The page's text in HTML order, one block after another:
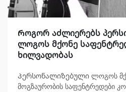
Როგორ აძლიერებს
ლოგოს მქონე
ხილვადობას
Პერსონალიზებული ლოგოს
მოგზაურობის საფენტრედები